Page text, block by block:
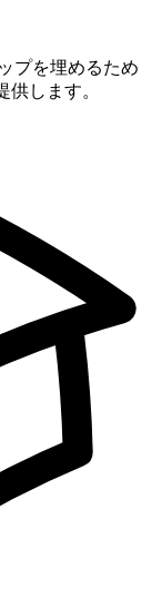
プを埋めるため
します。